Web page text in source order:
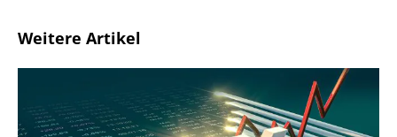
Weitere Artikel